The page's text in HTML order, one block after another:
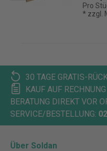
Pro
* zzgl.
30 TAGE GRATIS-
KAUF AUF RECHNUNG
BERATUNG DIREKT VOR
SERVICE/BESTELLUNG:
Über Soldan